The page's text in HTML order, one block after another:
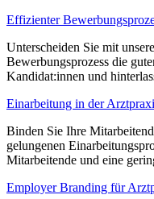
Effizienter
Unterscheiden Sie mit
Bewerbungsprozess die
Kandidat:innen und
Einarbeitung in der
Binden Sie Ihre
gelungenen
Mitarbeitende und eine
Employer Branding für